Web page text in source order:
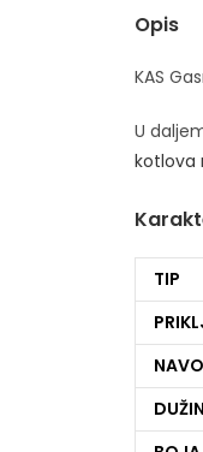
Opis
KAS
U
kotlova
TIP